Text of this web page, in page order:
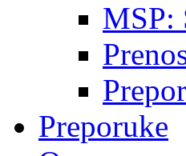
MSP:
Preporuke